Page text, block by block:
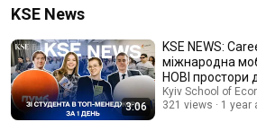
Zurich
KSE News
3:06
KSE NEWS:
міжнародна
НОВІ простори
від ПУМБ
Kyiv School of
321 views
1 year